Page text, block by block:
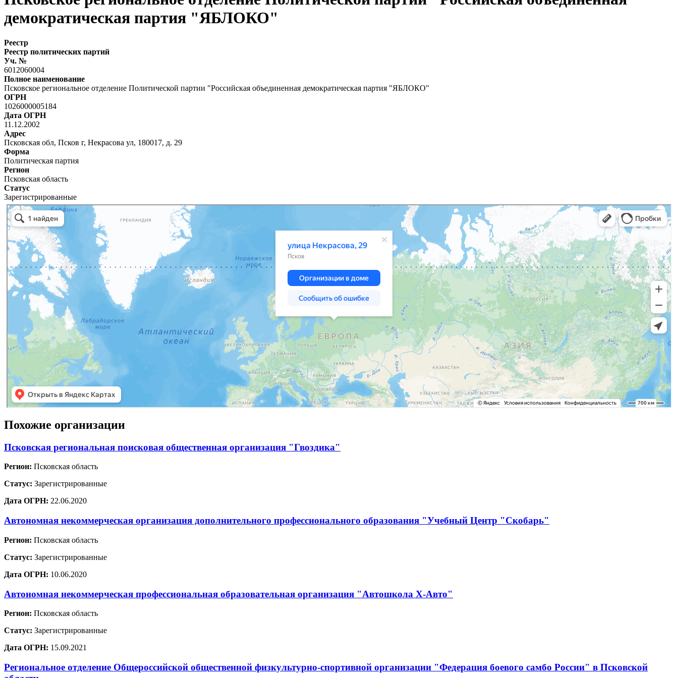
демократическая партия "ЯБЛОКО"
Реестр
Реестр политических партий
Уч. №
6012060004
Полное наименование
Псковское региональное отделение Политической партии "Российская объединенная демократическая партия "ЯБЛОКО"
ОГРН
1026000005184
Дата ОГРН
11.12.2002
Адрес
Псковская обл, Псков г, Некрасова ул, 180017, д. 29
Форма
Политическая партия
Регион
Псковская область
Статус
Зарегистрированные
Похожие организации
Псковская региональная поисковая общественная организация "Гвоздика"
Регион: Псковская область
Статус: Зарегистрированные
Дата ОГРН: 22.06.2020
Автономная некоммерческая организация дополнительного профессионального образования "Учебный Центр "Скобарь"
Регион: Псковская область
Статус: Зарегистрированные
Дата ОГРН: 10.06.2020
Автономная некоммерческая профессиональная образовательная организация "Автошкола Х-Авто"
Регион: Псковская область
Статус: Зарегистрированные
Дата ОГРН: 15.09.2021
Региональное отделение Общероссийской общественной физкультурно-спортивной организации "Федерация боевого самбо России" в Псковской